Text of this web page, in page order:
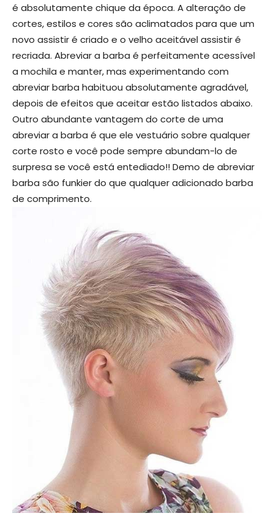
é absolutamente chique da época. A alteração de
cortes, estilos e cores são aclimatados para que um
novo assistir é criado e o velho aceitável assistir é
recriada. Abreviar a barba é perfeitamente acessível
a mochila e manter, mas experimentando com
abreviar barba habituou absolutamente agradável,
depois de efeitos que aceitar estão listados abaixo.
Outro abundante vantagem do corte de uma
abreviar a barba é que ele vestuário sobre qualquer
corte rosto e você pode sempre abundam-lo de
surpresa se você está entediado!! Demo de abreviar
barba são funkier do que qualquer adicionado barba
de comprimento.